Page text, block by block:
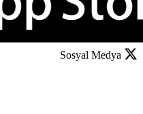
Sosyal Medya